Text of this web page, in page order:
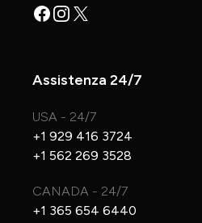
Facebook
Instagram
X
Assistenza 24/7
USA - 24/7
+1 929 416 3724
+1 562 269 3528
CANADA - 24/7
+1 365 654 6440